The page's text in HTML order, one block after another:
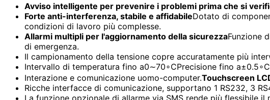
Avviso intelligente per prevenire i problemi prima che si
Forte anti-interferenza, stabile e affidabileDotato di
condizioni di lavoro più complesse.
Allarmi multipli per l'aggiornamento della sicurezzaFunzione
di emergenza.
Il campionamento della tensione copre accuratamente più
Intervallo di temperatura fino a0∼70∘CPrecisione fino a±0.5∘C
Interazione e comunicazione uomo-computer.Touchscreen
Ricche interfacce di comunicazione, supportano 1 RS232, 3
La funzione opzionale di allarme via SMS rende più flessibile il